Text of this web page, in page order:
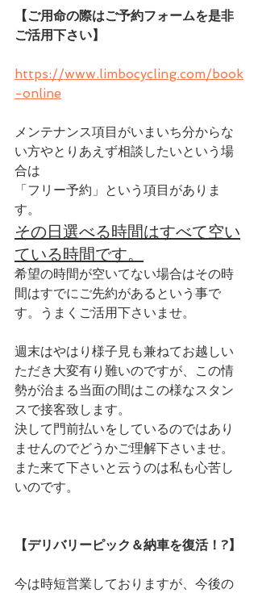
【ご用命の際はご予約フォームを是非
ご活用下さい】
https://www.limbocycling.com/book
-online
メンテナンス項目がいまいち分からな
い方やとりあえず相談したいという場
合は
「フリー予約」という項目がありま
す。
その日選べる時間はすべて空い
ている時間です。
希望の時間が空いてない場合はその時
間はすでにご先約があるという事で
す。うまくご活用下さいませ。
週末はやはり様子見も兼ねてお越しい
ただき大変有り難いのですが、この情
勢が治まる当面の間はこの様なスタン
スで接客致します。
決して門前払いをしているのではあり
ませんのでどうかご理解下さいませ。
また来て下さいと云うのは私も心苦し
いのです。
【デリバリーピック＆納車を復活！?】
今は時短営業しておりますが、今後の